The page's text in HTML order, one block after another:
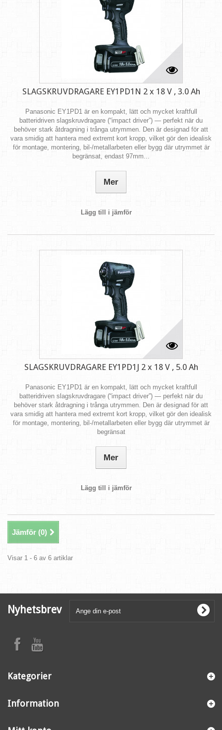
SLAGSKRUVDRAGARE EY1PD1N 2 x 18 V , 3.0 Ah
Panasonic EY1PD1 är en kompakt, lätt och mycket kraftfull
batteridriven slagskruvdragare (“impact driver”) — perfekt när du
behöver stark åtdragning i trånga utrymmen. Den är designad för att
vara smidig att hantera med extremt kort kropp, vilket gör den idealisk
för montage, montering, bil‑/metallarbeten eller bygg där utrymmet är
begränsat, endast 97mm...
Mer
Lägg till i jämför
SLAGSKRUVDRAGARE EY1PD1J 2 x 18 V , 5.0 Ah
Panasonic EY1PD1 är en kompakt, lätt och mycket kraftfull
batteridriven slagskruvdragare (“impact driver”) — perfekt när du
behöver stark åtdragning i trånga utrymmen. Den är designad för att
vara smidig att hantera med extremt kort kropp, vilket gör den idealisk
för montage, montering, bil‑/metallarbeten eller bygg där utrymmet är
begränsat
Mer
Lägg till i jämför
Jämför (0)
Visar 1 - 6 av 6 artiklar
Nyhetsbrev
Kategorier
Information